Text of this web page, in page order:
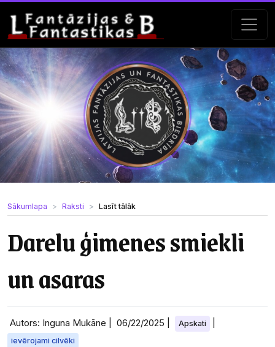
Sākumlapa Raksti Lasīt tālāk
Darelu ģimenes smiekli
un asaras
Autors: Inguna Mukāne | 06/22/2025 Apskati
ievērojami cilvēki